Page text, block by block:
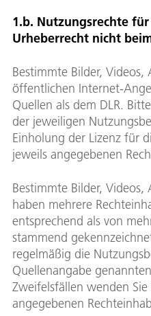
1.b. Nutzungsrechte
Urheberrecht nicht
Bestimmte Bilder,
öffentlichen Internet-
Quellen als dem DLR.
der jeweiligen
Einholung der Lizenz für
jeweils angegebenen
Bestimmte Bilder,
haben mehrere
entsprechend als von
stammend
regelmäßig die
Quellenangabe
Zweifelsfällen wenden
angegebenen